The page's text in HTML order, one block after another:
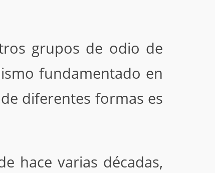
grupos de odio de
fundamentado en
diferentes formas es
hace varias décadas,